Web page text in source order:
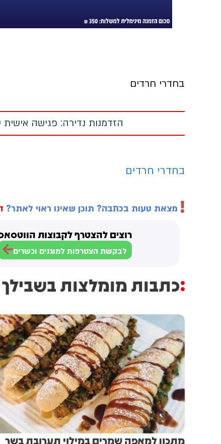
בחדרי חרדים
הזדמנות נדירה: פגישה
בחדרי חרדים
מצאת טעות בכתבה? תוכן שאינו ראוי לאתר?
רוצים להצטרף לקבוצות
לבקשת הצטרפות למוגנים וכשרים
כתבות מומלצות בשבילך
מתכון למאפה שמרים במילוי תערובת בשר